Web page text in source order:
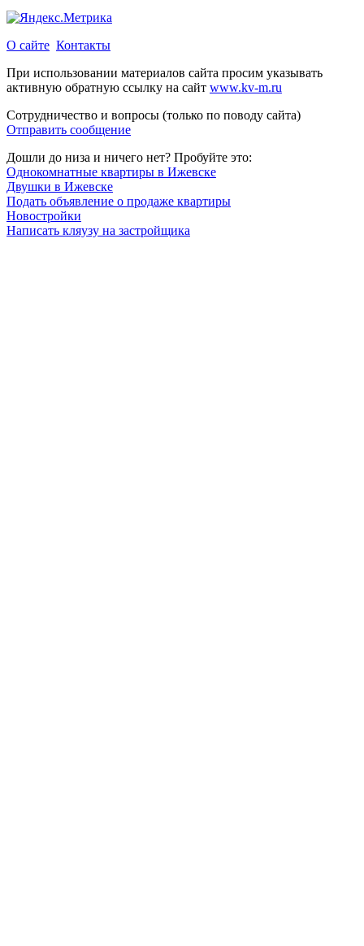
О сайте Контакты
При использовании материалов сайта просим указывать
активную обратную ссылку на сайт www.kv-m.ru
Сотрудничество и вопросы (только по поводу сайта)
Отправить сообщение
Дошли до низа и ничего нет? Пробуйте это:
Однокомнатные квартиры в Ижевске
Двушки в Ижевске
Подать объявление о продаже квартиры
Новостройки
Написать кляузу на застройщика